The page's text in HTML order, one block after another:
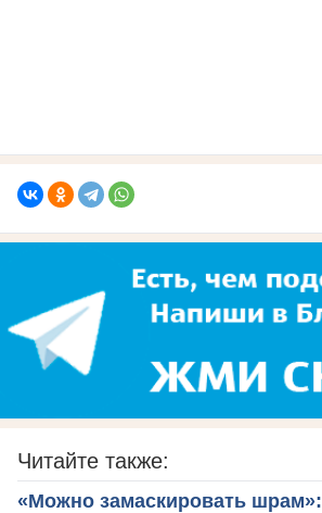
Читайте также:
«Можно замаскировать шрам»: